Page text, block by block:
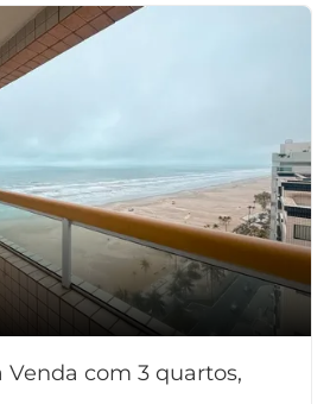
com 3 quartos,